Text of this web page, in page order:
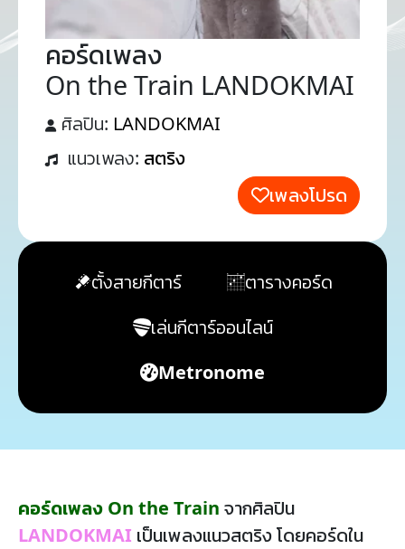
คอร์ดเพลง
On the Train LANDOKMAI
ศิลปิน: LANDOKMAI
แนวเพลง: สตริง
เพลงโปรด
ตั้งสายกีตาร์
ตารางคอร์ด
เล่นกีตาร์ออนไลน์
Metronome
คอร์ดเพลง On the Train จากศิลปิน
LANDOKMAI เป็นเพลงแนวสตริง โดยคอร์ดใน